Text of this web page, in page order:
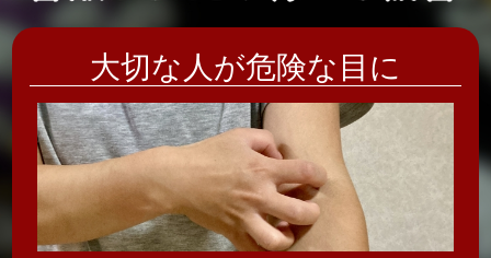
大切な人が危険な目に